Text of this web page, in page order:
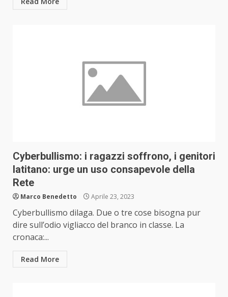
Cyberbullismo: i ragazzi soffrono, i genitori
latitano: urge un uso consapevole della
Rete
Marco Benedetto Aprile 23, 2023
Cyberbullismo dilaga. Due o tre cose bisogna pur
dire sull’odio vigliacco del branco in classe. La
cronaca:...
Read More